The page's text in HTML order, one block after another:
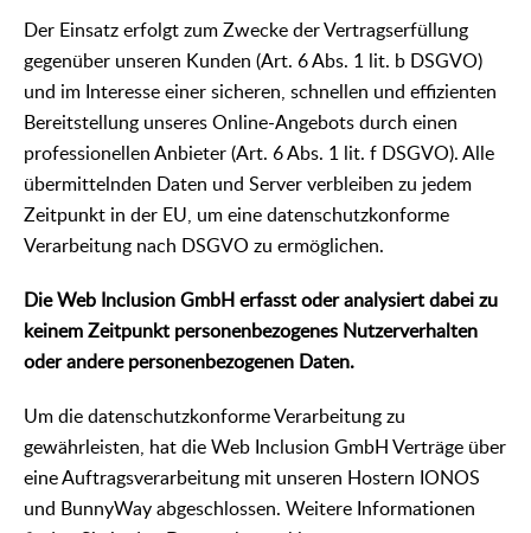
Der Einsatz erfolgt zum Zwecke der Vertragserfüllung
gegenüber unseren Kunden (Art. 6 Abs. 1 lit. b DSGVO)
und im Interesse einer sicheren, schnellen und effizienten
Bereitstellung unseres Online-Angebots durch einen
professionellen Anbieter (Art. 6 Abs. 1 lit. f DSGVO). Alle
übermittelnden Daten und Server verbleiben zu jedem
Zeitpunkt in der EU, um eine datenschutzkonforme
Verarbeitung nach DSGVO zu ermöglichen.
Die Web Inclusion GmbH erfasst oder analysiert dabei zu
keinem Zeitpunkt personenbezogenes Nutzerverhalten
oder andere personenbezogenen Daten.
Um die datenschutzkonforme Verarbeitung zu
gewährleisten, hat die Web Inclusion GmbH Verträge über
eine Auftragsverarbeitung mit unseren Hostern IONOS
und BunnyWay abgeschlossen. Weitere Informationen